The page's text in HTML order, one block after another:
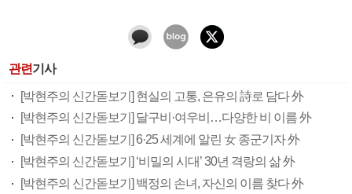
관련기사
[박현주의 신간돋보기] 현실의 고통, 은유의 詩로 담다 外
[박현주의 신간돋보기] 달구비·여우비…다양한 비 이름 外
[박현주의 신간돋보기] 6·25 세계에 알린 女 종군기자 外
[박현주의 신간돋보기] ‘비밀의 시대’ 30년 격랑의 삶 外
[박현주의 신간돋보기] 백정의 손녀, 자신의 이름 찾다 外